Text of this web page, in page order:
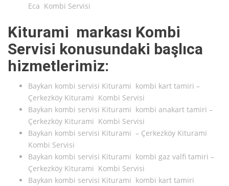
Eca Kombi Servisi
Kiturami markası Kombi
Servisi konusundaki başlıca
hizmetlerimiz:
Baykan kombi servisi Kiturami kombi kart tamiri –
Çerkezköy Kiturami Kombi Servisi
Baykan kombi servisi Kiturami kombi anakart tamiri –
Çerkezköy Kiturami Kombi Servisi
Baykan kombi servisi Kiturami – Çerkezköy Kiturami
Kombi Servisi
Baykan kombi servisi Kiturami kombi gaz valfi tamiri –
Çerkezköy Kiturami Kombi Servisi
Baykan kombi servisi Kiturami kombi kart tamiri